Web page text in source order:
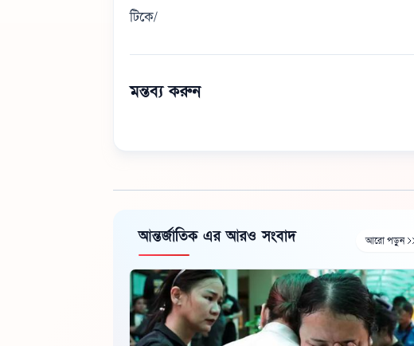
টিকে/
মন্তব্য করুন
আন্তর্জাতিক এর আরও সংবাদ আরো পড়ুন